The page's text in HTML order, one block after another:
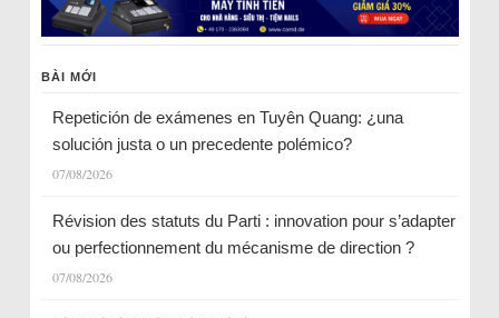
BÀI MỚI
Repetición de exámenes en Tuyên Quang: ¿una
solución justa o un precedente polémico?
07/08/2026
Révision des statuts du Parti : innovation pour s’adapter
ou perfectionnement du mécanisme de direction ?
07/08/2026